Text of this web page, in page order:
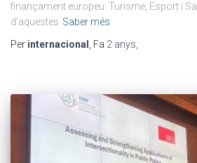
finançament europeu: Turisme, Esport i
d’aquestes Saber més
Per internacional , Fa 2 anys,